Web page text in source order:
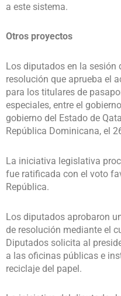
a este sistema.
Otros proyectos
Los diputados en la sesión
resolución que aprueba el
para los titulares de
especiales, entre el
gobierno del Estado de
República Dominicana, el
La iniciativa legislativa
fue ratificada con el voto
República.
Los diputados aprobaron
de resolución mediante el
Diputados solicita al
a las oficinas públicas e
reciclaje del papel.